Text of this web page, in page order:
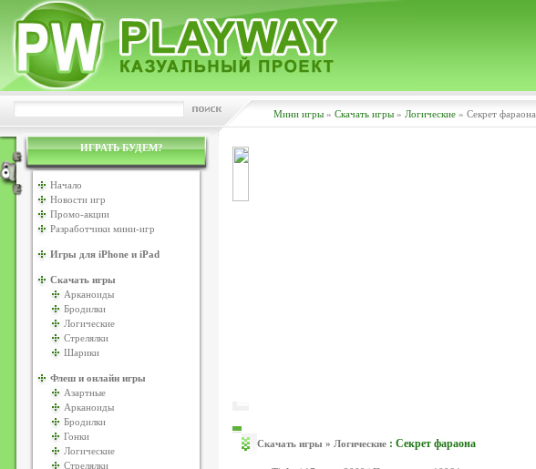
Мини игры » Скачать игры » Логические » Секрет фараона
ИГРАТЬ БУДЕМ?
Начало
Новости игр
Промо-акции
Разработчики мини-игр
Игры для iPhone и iPad
Скачать игры
Арканоиды
Бродилки
Логические
Стрелялки
Шарики
Флеш и онлайн игры
Азартные
Арканоиды
Бродилки
Гонки
Логические
Стрелялки
Скачать игры » Логические : Секрет фараона